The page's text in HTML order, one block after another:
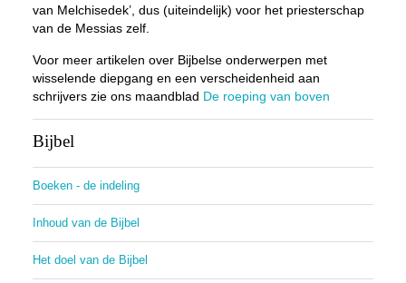
van Melchisedek’, dus (uiteindelijk) voor het priesterschap
van de Messias zelf.
Voor meer artikelen over Bijbelse onderwerpen met
wisselende diepgang en een verscheidenheid aan
schrijvers zie ons maandblad De roeping van boven
Bijbel
Boeken - de indeling
Inhoud van de Bijbel
Het doel van de Bijbel